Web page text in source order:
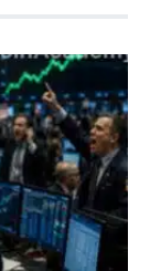
en juillet, les